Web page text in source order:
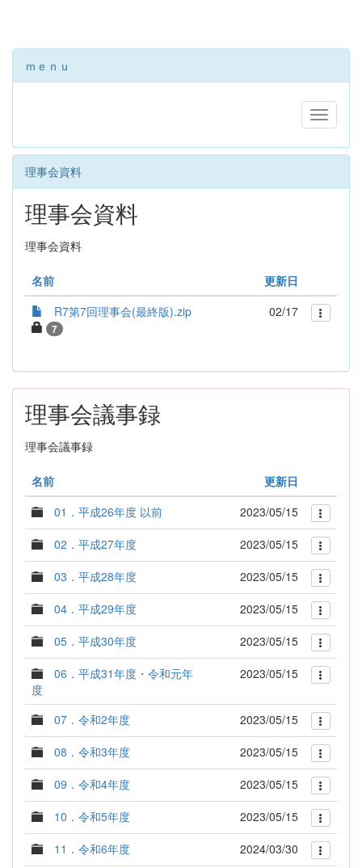
ｍｅｎｕ
理事会資料
理事会資料
理事会資料
名前
更新日
R7第7回理事会(最終版).zip
7
02/17
理事会議事録
理事会議事録
名前
更新日
01．平成26年度 以前
2023/05/15
02．平成27年度
2023/05/15
03．平成28年度
2023/05/15
04．平成29年度
2023/05/15
05．平成30年度
2023/05/15
06．平成31年度・令和元年
度
2023/05/15
07．令和2年度
2023/05/15
08．令和3年度
2023/05/15
09．令和4年度
2023/05/15
10．令和5年度
2023/05/15
11．令和6年度
2024/03/30